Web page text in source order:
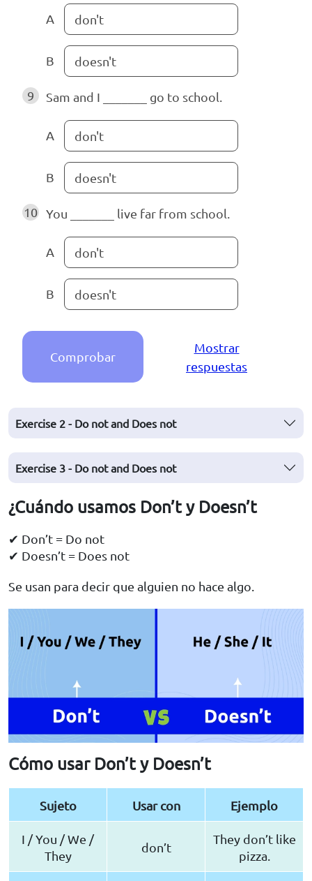
A don't
B doesn't
9 Sam and I _______ go to school.
A don't
B doesn't
10 You _______ live far from school.
A don't
B doesn't
Comprobar
Mostrar
respuestas
Exercise 2 - Do not and Does not
Exercise 3 - Do not and Does not
¿Cuándo usamos Don’t y Doesn’t
✔ Don’t = Do not
✔ Doesn’t = Does not
Se usan para decir que alguien no hace algo.
Cómo usar Don’t y Doesn’t
Sujeto Usar con Ejemplo
I / You / We /
They
don’t
They don’t like
pizza.